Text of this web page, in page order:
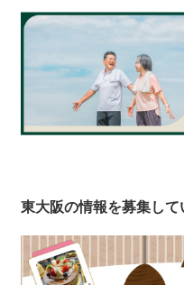
東大阪の情報を募集して